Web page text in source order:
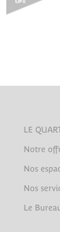
LE
Notre
Nos
Nos
Le